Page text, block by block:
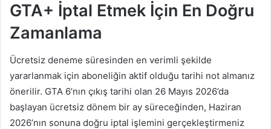
GTA+ İptal Etmek İçin En Doğru
Zamanlama
Ücretsiz deneme süresinden en verimli şekilde
yararlanmak için aboneliğin aktif olduğu tarihi not almanız
önerilir. GTA 6’nın çıkış tarihi olan 26 Mayıs 2026’da
başlayan ücretsiz dönem bir ay süreceğinden, Haziran
2026’nın sonuna doğru iptal işlemini gerçekleştirmeniz